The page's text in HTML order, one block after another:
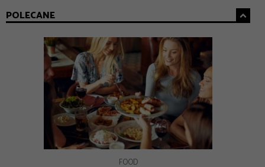
POLECANE
FOOD
GASTRONOMIA
GASTRONOMIA
FOOD